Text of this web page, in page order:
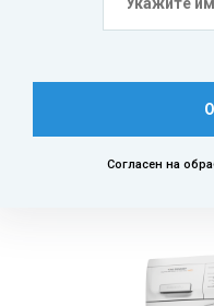
Согласен на